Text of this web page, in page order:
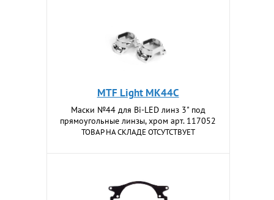
MTF Light MK44C
Маски №44 для Bi-LED линз 3" под
прямоугольные линзы, хром арт. 117052
ТОВАР НА СКЛАДЕ ОТСУТСТВУЕТ